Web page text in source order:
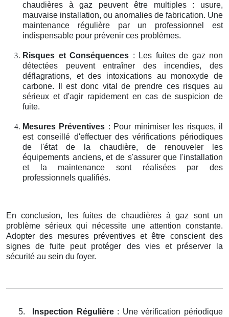
chaudières à gaz peuvent être multiples : usure,
mauvaise installation, ou anomalies de fabrication. Une
maintenance régulière par un professionnel est
indispensable pour prévenir ces problèmes.
Risques et Conséquences : Les fuites de gaz non
détectées peuvent entraîner des incendies, des
déflagrations, et des intoxications au monoxyde de
carbone. Il est donc vital de prendre ces risques au
sérieux et d'agir rapidement en cas de suspicion de
fuite.
Mesures Préventives : Pour minimiser les risques, il
est conseillé d'effectuer des vérifications périodiques
de l'état de la chaudière, de renouveler les
équipements anciens, et de s'assurer que l'installation
et la maintenance sont réalisées par des
professionnels qualifiés.
En conclusion, les fuites de chaudières à gaz sont un
problème sérieux qui nécessite une attention constante.
Adopter des mesures préventives et être conscient des
signes de fuite peut protéger des vies et préserver la
sécurité au sein du foyer.
5. Inspection Régulière: Une vérification périodique